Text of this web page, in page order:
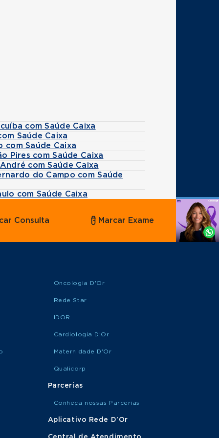
com Saúde Caixa
Saúde Caixa
com Saúde Caixa
Pires com Saúde Caixa
com Saúde Caixa
do Campo com Saúde
com Saúde Caixa
Agende
Whatsapp
Consulta Marcar Exame
Oncologia D'Or
Rede Star
IDOR
Cardiologia D’Or
Maternidade D'Or
Qualicorp
Parcerias
Conheça nossas Parcerias
Aplicativo Rede D'Or